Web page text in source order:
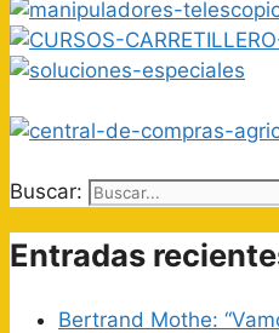
Buscar:
Entradas
Bertrand Mothe: